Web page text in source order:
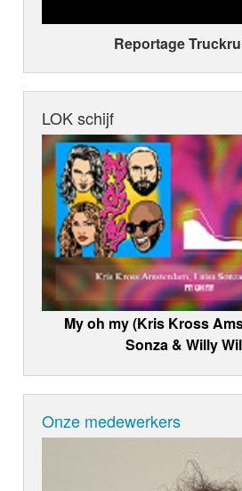
Reportage
LOK schijf
My oh my (Kris Kross
Sonza & Willy
Onze medewerkers